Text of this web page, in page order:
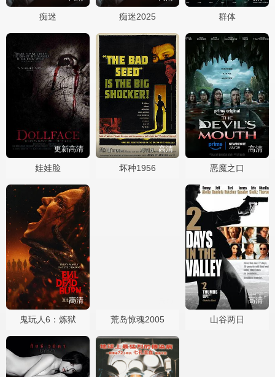
痴迷 痴迷2025 群体
更新高清
娃娃脸
高清
坏种1956
高清
恶魔之口
高清
鬼玩人6：炼狱 荒岛惊魂2005
高清
山谷两日